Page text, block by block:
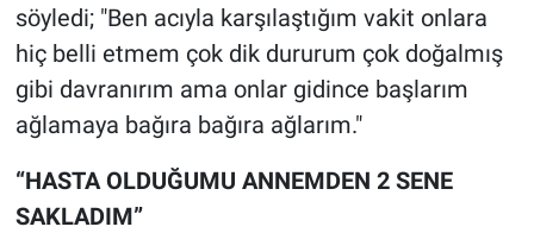
söyledi; "Ben acıyla karşılaştığım vakit onlara
hiç belli etmem çok dik dururum çok doğalmış
gibi davranırım ama onlar gidince başlarım
ağlamaya bağıra bağıra ağlarım."
“HASTA OLDUĞUMU ANNEMDEN 2 SENE
SAKLADIM”
Türkiye'nin Gündemi
Yerel Gündem
Yerel Yaşam